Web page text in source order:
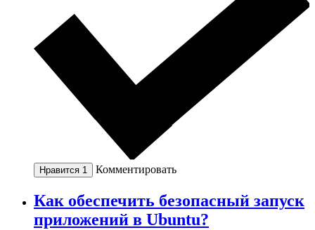
Нравится 1 Комментировать
Как обеспечить безопасный запуск
приложений в Ubuntu?